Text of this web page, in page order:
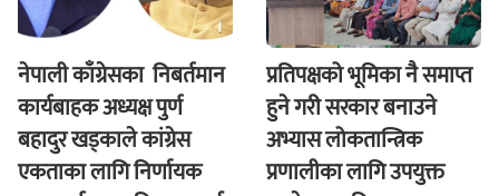
नेपाली काँग्रेसका निबर्तमान
कार्यबाहक अध्यक्ष पुर्ण
बहादुर खड्काले कांग्रेस
एकताका लागि निर्णायक
प्रतिपक्षको भूमिका नै समाप्त
हुने गरी सरकार बनाउने
अभ्यास लोकतान्त्रिक
प्रणालीका लागि उपयुक्त